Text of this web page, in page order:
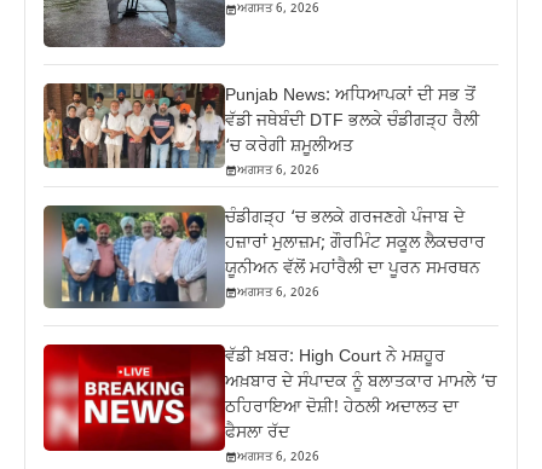
ਅਗਸਤ 6, 2026
Punjab News: ਅਧਿਆਪਕਾਂ ਦੀ ਸਭ ਤੋਂ
ਵੱਡੀ ਜਥੇਬੰਦੀ DTF ਭਲਕੇ ਚੰਡੀਗੜ੍ਹ ਰੈਲੀ
‘ਚ ਕਰੇਗੀ ਸ਼ਮੂਲੀਅਤ
ਅਗਸਤ 6, 2026
ਚੰਡੀਗੜ੍ਹ ‘ਚ ਭਲਕੇ ਗਰਜਣਗੇ ਪੰਜਾਬ ਦੇ
ਹਜ਼ਾਰਾਂ ਮੁਲਾਜ਼ਮ; ਗੌਰਮਿੰਟ ਸਕੂਲ ਲੈਕਚਰਾਰ
ਯੂਨੀਅਨ ਵੱਲੋਂ ਮਹਾਂਰੈਲੀ ਦਾ ਪੂਰਨ ਸਮਰਥਨ
ਅਗਸਤ 6, 2026
ਵੱਡੀ ਖ਼ਬਰ: High Court ਨੇ ਮਸ਼ਹੂਰ
ਅਖ਼ਬਾਰ ਦੇ ਸੰਪਾਦਕ ਨੂੰ ਬਲਾਤਕਾਰ ਮਾਮਲੇ ‘ਚ
ਠਹਿਰਾਇਆ ਦੋਸ਼ੀ! ਹੇਠਲੀ ਅਦਾਲਤ ਦਾ
ਫੈਸਲਾ ਰੱਦ
ਅਗਸਤ 6, 2026